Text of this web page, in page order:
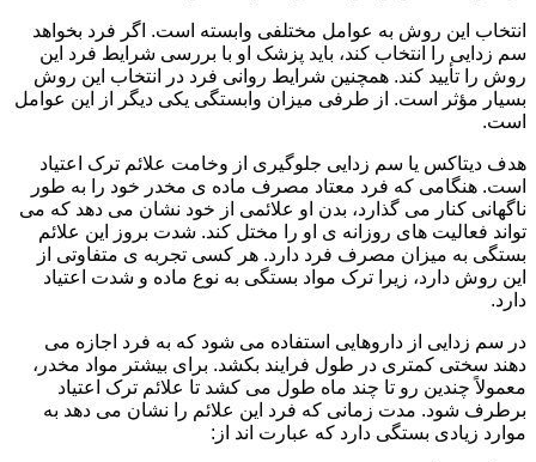
انتخاب این روش به عوامل مختلفی وابسته است. اگر فرد بخواهد
سم زدایی را انتخاب کند، باید پزشک او با بررسی شرایط فرد این
روش را تأیید کند. همچنین شرایط روانی فرد در انتخاب این روش
بسیار مؤثر است. از طرفی میزان وابستگی یکی دیگر از این عوامل
است.
هدف دیتاکس یا سم زدایی جلوگیری از وخامت علائم ترک اعتیاد
است. هنگامی که فرد معتاد مصرف ماده ی مخدر خود را به طور
ناگهانی کنار می گذارد، بدن او علائمی از خود نشان می دهد که می
تواند فعالیت های روزانه ی او را مختل کند. شدت بروز این علائم
بستگی به میزان مصرف فرد دارد. هر کسی تجربه ی متفاوتی از
این روش دارد، زیرا ترک مواد بستگی به نوع ماده و شدت اعتیاد
دارد.
در سم زدایی از داروهایی استفاده می شود که به فرد اجازه می
دهند سختی کمتری در طول فرایند بکشد. برای بیشتر مواد مخدر،
معمولاً چندین رو تا چند ماه طول می کشد تا علائم ترک اعتیاد
برطرف شود. مدت زمانی که فرد این علائم را نشان می دهد به
موارد زیادی بستگی دارد که عبارت اند از: